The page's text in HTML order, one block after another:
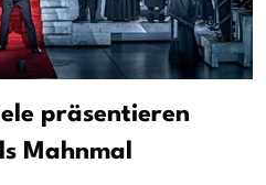
präsentieren
Mahnmal